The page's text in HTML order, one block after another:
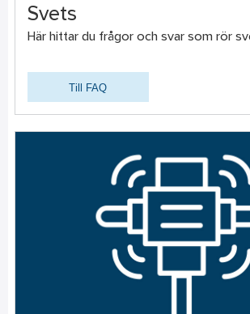
Svets
Här hittar du frågor och svar som rör
Till FAQ